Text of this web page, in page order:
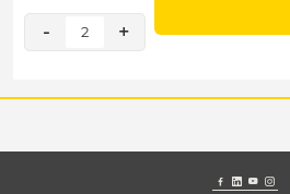
- 2 +